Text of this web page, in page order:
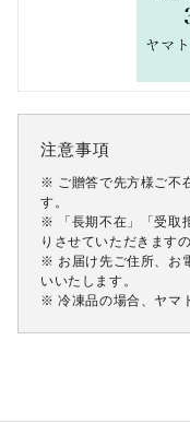
注意事項
※ ご贈答で先方様ご不
す。
※ 「長期不在」「受取
りさせていただきます
※ お届け先ご住所、お
いいたします。
※ 冷凍品の場合、ヤマ